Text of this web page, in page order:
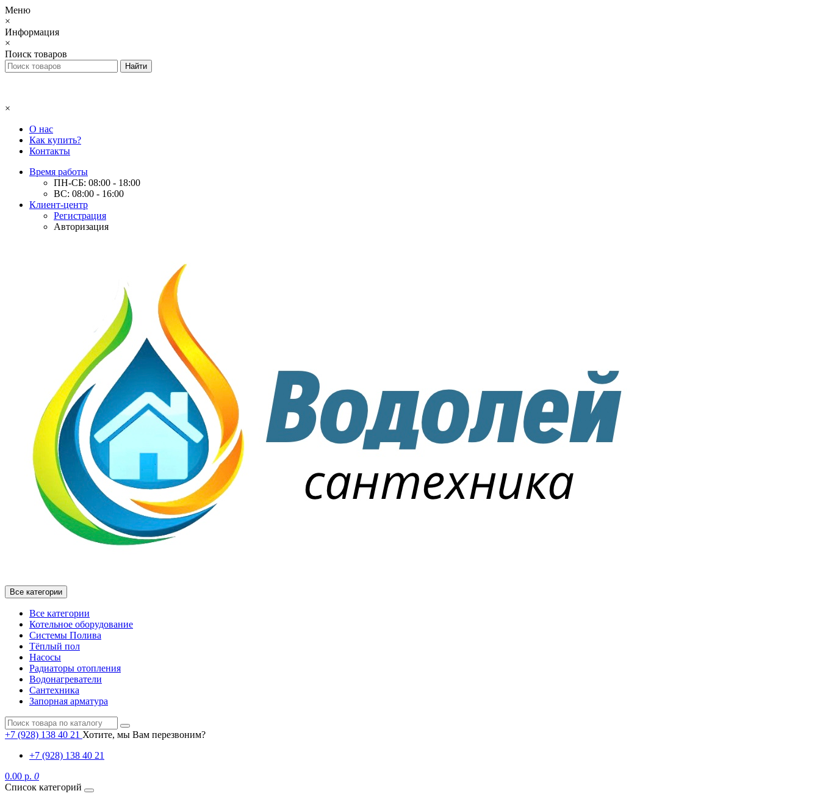
Меню
×
Информация
×
Поиск товаров
×
О нас
Как купить?
Контакты
Время работы
ПН-СБ: 08:00 - 18:00
ВС: 08:00 - 16:00
Клиент-центр
Регистрация
Авторизация
Все категории
Все категории
Котельное оборудование
Системы Полива
Тёплый пол
Насосы
Радиаторы отопления
Водонагреватели
Сантехника
Запорная арматура
+7 (928) 138 40 21 Хотите, мы Вам перезвоним?
+7 (928) 138 40 21
0.00 р. 0
Список категорий